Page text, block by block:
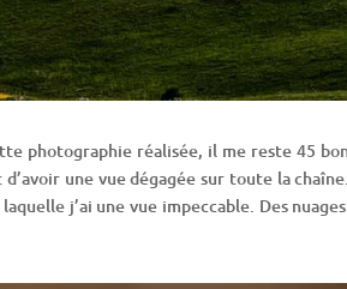
photographie réalisée, il me reste 45
une vue dégagée sur toute la
j’ai une vue impeccable. Des